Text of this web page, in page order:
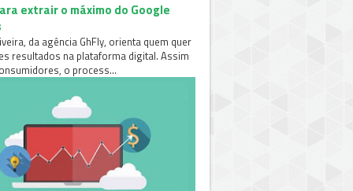
extrair o máximo do Google
da agência GhFly, orienta quem quer
resultados na plataforma digital. Assim
o process...